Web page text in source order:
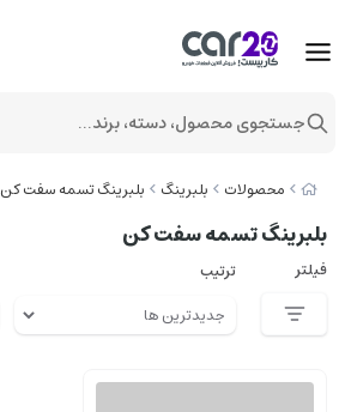
محصولات بلبرینگ بلبرینگ تسمه سفت کن
بلبرینگ تسمه سفت کن
فیلتر ترتیب
جستجوی محصول، دسته، برند...